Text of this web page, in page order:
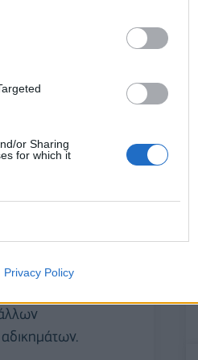
or Sharing
for which it
Privacy Policy
α)
β)
εποπτεία